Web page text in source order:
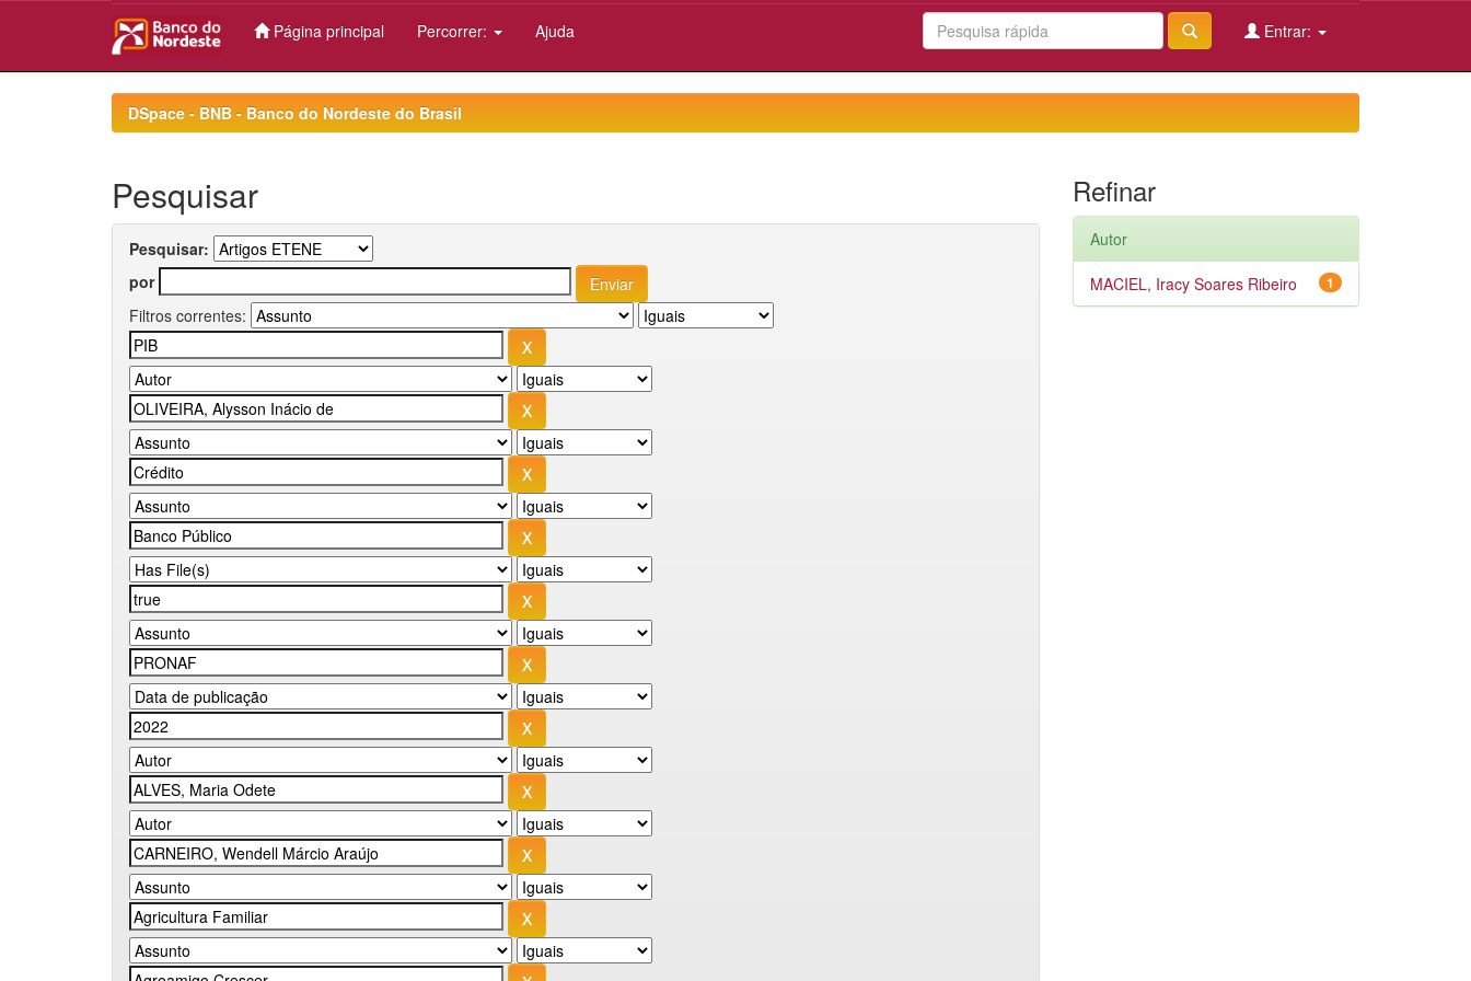
Página principal Percorrer: Ajuda Entrar:
DSpace - BNB - Banco do Nordeste do Brasil
Pesquisar
Pesquisar:
por
Filtros correntes:
Refinar
Autor
1
MACIEL, Iracy Soares Ribeiro